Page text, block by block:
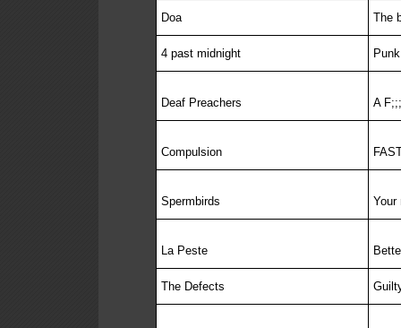
Doa The
4 past midnight
Deaf Preachers A
Compulsion
Spermbirds Your
La Peste
The Defects